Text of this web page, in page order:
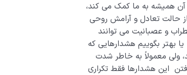
همیشه به ما کمک می کند،
حالت تعادل و آرامش روحی
و عصبانیت می توانند
بهتر بگوییم هشدارهایی که
ولی معمولاً به خاطر شدت
این هشدارها فقط تکراری